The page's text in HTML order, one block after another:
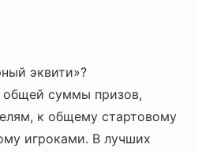
эквити»?
суммы призов,
к общему стартовому
игроками. В лучших